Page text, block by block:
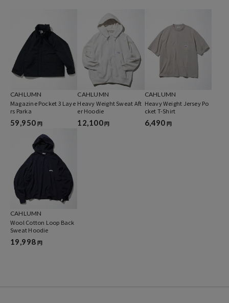
すが、滋賀県には排水について日本一厳しい基準があるため、こちら
では汚水をバクテリアによって浄化処理しています。処理施設で365
日そのバクテリアの管理を行い、汚した水をきれいにして自然にかえ
し、水資源の持続可能な利用に向け取り組んでいます。また、一部の
排水は公共の排水処理場で処理しています。
※掲載画像の商品の色味は、屋外や屋内の光の照射や角度により実物
と色味が異なる場合がございます。また表示のサイズ感と実物は若干
※着用、お取り扱いの際は、商品についている品質表示とアテンショ
ンタグを必ずご確認下さい。
ブランド説明
【CAHLUMN/カウラム】
ロンドンのMONOCLE やPOPEYE、AH.Hなど数々のファッションメデ
た、長谷川昭雄による服と雑誌。
CAHLUMN
Magazine Pocket 3 Laye
rs Parka
59,950 円
CAHLUMN
Heavy Weight Sweat Aft
er Hoodie
12,100円
CAHLUMN
Heavy Weight Jersey Po
cket T-Shirt
6,490 円
CAHLUMN
Wool Cotton Loop Back
Sweat Hoodie
19,998 円